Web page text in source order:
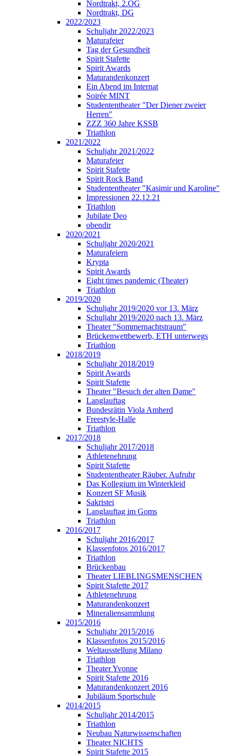
Nordtrakt, 2.OG
Nordtrakt, DG
2022/2023
Schuljahr 2022/2023
Maturafeier
Tag der Gesundheit
Spirit Stafette
Spirit Awards
Maturandenkonzert
Ein Abend im Internat
Soirée MINT
Studententheater "Der Diener zweier
Herren"
ZZZ 360 Jahre KSSB
Triathlon
2021/2022
Schuljahr 2021/2022
Maturafeier
Spirit Stafette
Spirit Rock Band
Studententheater "Kasimir und Karoline"
Impressionen 22.12.21
Triathlon
Jubilate Deo
obendir
2020/2021
Schuljahr 2020/2021
Maturafeiern
Krypta
Spirit Awards
Eight times pandemic (Theater)
Triathlon
2019/2020
Schuljahr 2019/2020 vor 13. März
Schuljahr 2019/2020 nach 13. März
Theater "Sommernachtstraum"
Brückenwettbewerb, ETH unterwegs
Triathlon
2018/2019
Schuljahr 2018/2019
Spirit Awards
Spirit Stafette
Theater "Besuch der alten Dame"
Langlauftag
Bundesrätin Viola Amherd
Freestyle-Halle
Triathlon
2017/2018
Schuljahr 2017/2018
Athletenehrung
Spirit Stafette
Studententheater Räuber. Aufruhr
Das Kollegium im Winterkleid
Konzert SF Musik
Sakristei
Langlauftag im Goms
Triathlon
2016/2017
Schuljahr 2016/2017
Klassenfotos 2016/2017
Triathlon
Brückenbau
Theater LIEBLINGSMENSCHEN
Spirit Stafette 2017
Athletenehrung
Maturandenkonzert
Mineraliensammlung
2015/2016
Schuljahr 2015/2016
Klassenfotos 2015/2016
Weltausstellung Milano
Triathlon
Theater Yvonne
Spirit Stafette 2016
Maturandenkonzert 2016
Jubiläum Sportschule
2014/2015
Schuljahr 2014/2015
Triathlon
Neubau Naturwissenschaften
Theater NICHTS
Spirit Stafette 2015